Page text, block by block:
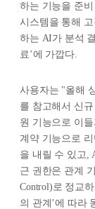
하는 기능을 준비
시스템을 통해
하는 AI가 분석
료’에 가깝다.
사용자는 "올해
를 참고해서 신
원 기능으로 이
계약 기능으로
을 내릴 수 있고,
근 권한은 관계 기
Control)로 정교
의 관계’에 따라